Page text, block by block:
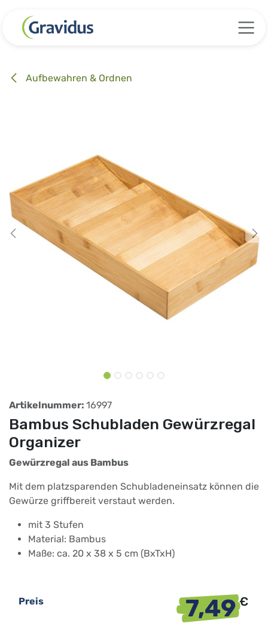
Aufbewahren & Ordnen
Artikelnummer: 16997
Bambus Schubladen Gewürzregal
Organizer
Gewürzregal aus Bambus
Mit dem platzsparenden Schubladeneinsatz können die
Gewürze griffbereit verstaut werden.
mit 3 Stufen
Material: Bambus
Maße: ca. 20 x 38 x 5 cm (BxTxH)
Preis 7,49€